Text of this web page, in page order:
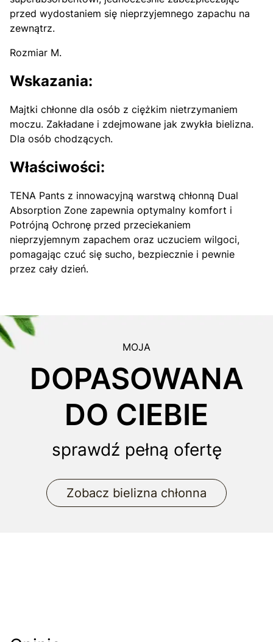
przed wydostaniem się nieprzyjemnego zapachu na
zewnątrz.
Rozmiar M.
Wskazania:
Majtki chłonne dla osób z ciężkim nietrzymaniem
moczu. Zakładane i zdejmowane jak zwykła bielizna.
Dla osób chodzących.
Właściwości:
TENA Pants z innowacyjną warstwą chłonną Dual
Absorption Zone zapewnia optymalny komfort i
Potrójną Ochronę przed przeciekaniem
nieprzyjemnym zapachem oraz uczuciem wilgoci,
pomagając czuć się sucho, bezpiecznie i pewnie
przez cały dzień.
MOJA
DOPASOWANA
DO CIEBIE
sprawdź pełną ofertę
Zobacz bielizna chłonna